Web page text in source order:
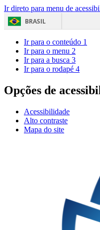
Ir direto para menu de
BRASIL
Ir para o conteúdo 1
Ir para o menu 2
Ir para a busca 3
Ir para o rodapé 4
Opções de
Acessibilidade
Alto contraste
Mapa do site